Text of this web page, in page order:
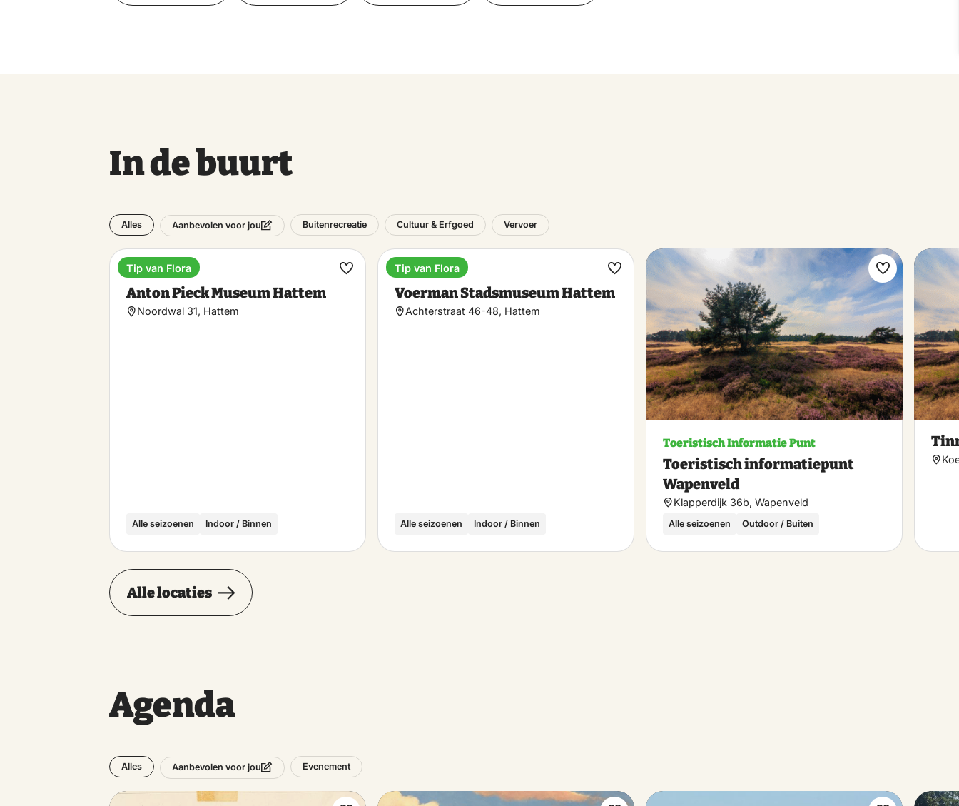
In de buurt
Alles Aanbevolen voor jou Buitenrecreatie Cultuur & Erfgoed Vervoer
Museum
Anton Pieck Museum Hattem
Noordwal 31, Hattem
Alle seizoenen Indoor / Binnen
Tip van Flora
Maak
Museum
Voerman Stadsmuseum Hattem
Achterstraat 46-48, Hattem
Alle seizoenen Indoor / Binnen
Tip van Flora
Maak
favoriet
Toeristisch Informatie Punt
Toeristisch informatiepunt
Wapenveld
Klapperdijk 36b, Wapenveld
Alle seizoenen Outdoor / Buiten
Maak
favoriet
Alle locaties
Agenda
Alles Aanbevolen voor jou Evenement